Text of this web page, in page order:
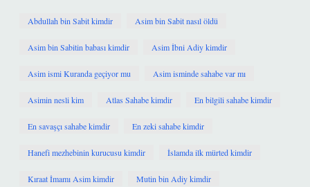
Abdullah bin Sabit kimdir Asim bin Sabit nasıl öldü
Asim bin Sabitin babası kimdir Asim İbni Adiy kimdir
Asim ismi Kuranda geçiyor mu Asim isminde sahabe var mı
Asimin nesli kim Atlas Sahabe kimdir En bilgili sahabe kimdir
En savaşçı sahabe kimdir En zeki sahabe kimdir
Hanefi mezhebinin kurucusu kimdir İslamda ilk mürted kimdir
Kıraat İmamı Asim kimdir Mutin bin Adiy kimdir